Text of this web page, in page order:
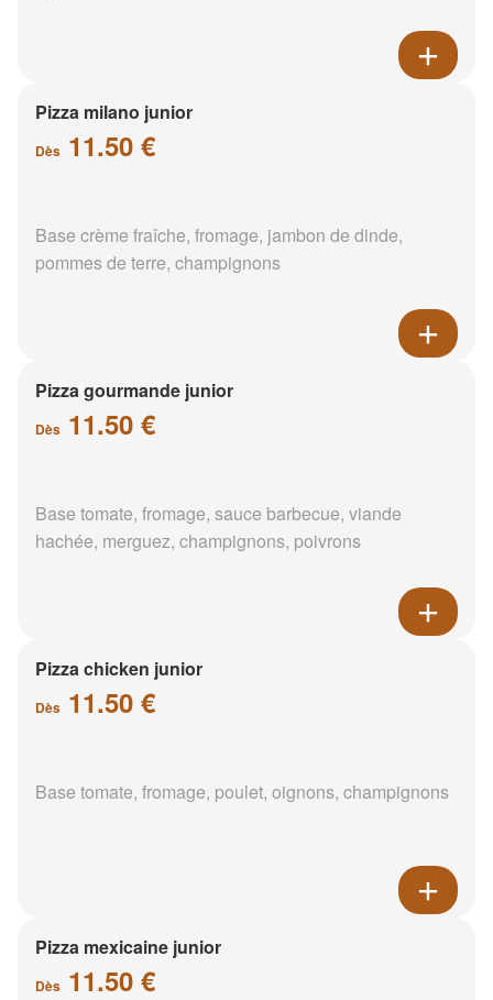
Pizza milano junior
Dès 11.50 €
Base crème fraîche, fromage, jambon de dinde,
pommes de terre, champignons
Pizza gourmande junior
Dès 11.50 €
Base tomate, fromage, sauce barbecue, viande
hachée, merguez, champignons, poivrons
Pizza chicken junior
Dès 11.50 €
Base tomate, fromage, poulet, oignons, champignons
Pizza mexicaine junior
Dès 11.50 €